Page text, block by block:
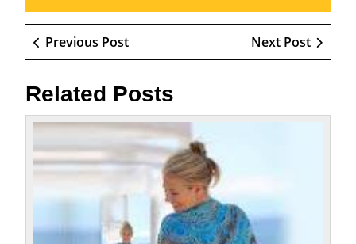
Beitragsnavigation
Previous PostPrevious
Post
Next Post
Next
Post
Related Posts